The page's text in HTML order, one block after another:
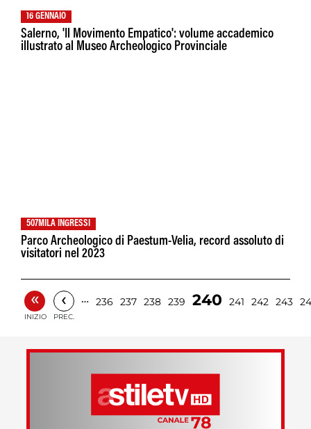
16 GENNAIO
Salerno, 'Il Movimento Empatico': volume accademico
illustrato al Museo Archeologico Provinciale
507MILA INGRESSI
Parco Archeologico di Paestum-Velia, record assoluto di
visitatori nel 2023
«
INIZIO
‹
PREC.
… 236 237 238 239 240 241 242 243